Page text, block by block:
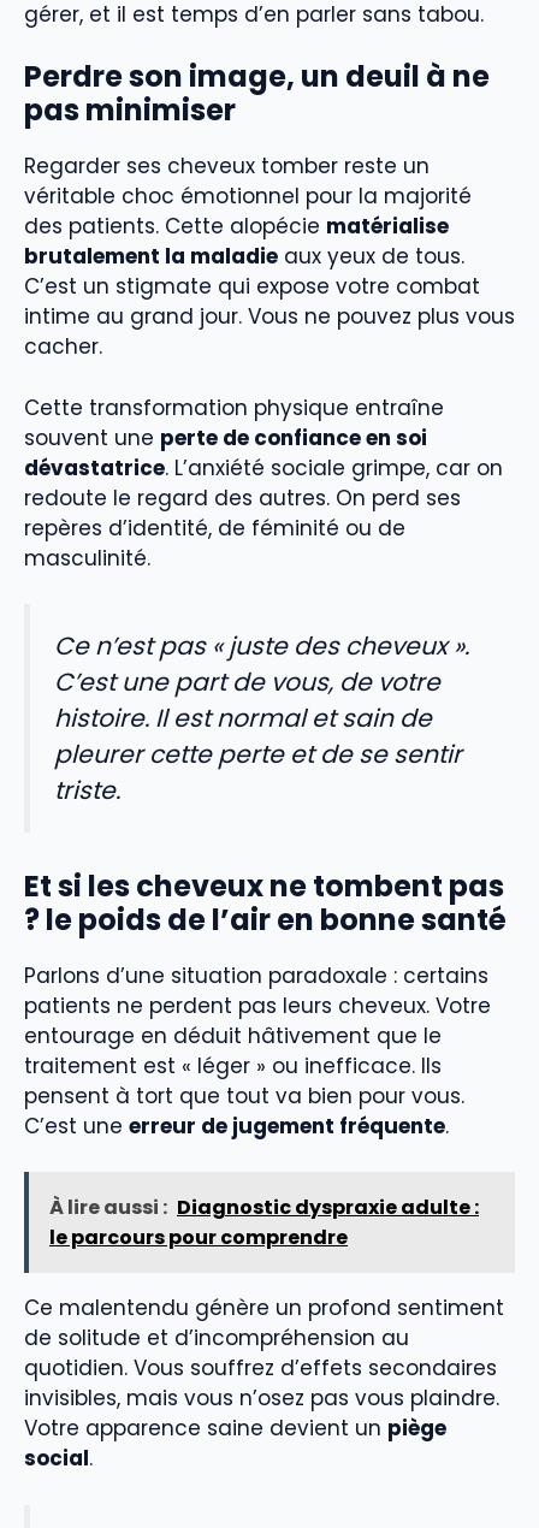
gérer, et il est temps d’en parler sans tabou.
Perdre son image, un deuil à ne
pas minimiser
Regarder ses cheveux tomber reste un
véritable choc émotionnel pour la majorité
des patients. Cette alopécie matérialise
brutalement la maladie aux yeux de tous.
C’est un stigmate qui expose votre combat
intime au grand jour. Vous ne pouvez plus vous
cacher.
Cette transformation physique entraîne
souvent une perte de confiance en soi
dévastatrice. L’anxiété sociale grimpe, car on
redoute le regard des autres. On perd ses
repères d’identité, de féminité ou de
masculinité.
Ce n’est pas « juste des cheveux ».
C’est une part de vous, de votre
histoire. Il est normal et sain de
pleurer cette perte et de se sentir
triste.
Et si les cheveux ne tombent pas
? le poids de l’air en bonne santé
Parlons d’une situation paradoxale : certains
patients ne perdent pas leurs cheveux. Votre
entourage en déduit hâtivement que le
traitement est « léger » ou inefficace. Ils
pensent à tort que tout va bien pour vous.
C’est une erreur de jugement fréquente.
À lire aussi : Diagnostic dyspraxie adulte :
le parcours pour comprendre
Ce malentendu génère un profond sentiment
de solitude et d’incompréhension au
quotidien. Vous souffrez d’effets secondaires
invisibles, mais vous n’osez pas vous plaindre.
Votre apparence saine devient un piège
social.